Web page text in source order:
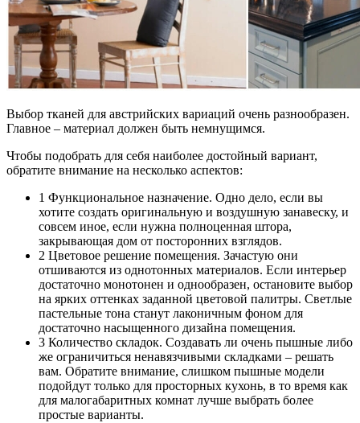
Выбор тканей для австрийских вариаций очень разнообразен.
Главное – материал должен быть немнущимся.
Чтобы подобрать для себя наиболее достойный вариант,
обратите внимание на несколько аспектов:
1 Функциональное назначение. Одно дело, если вы
хотите создать оригинальную и воздушную занавеску, и
совсем иное, если нужна полноценная штора,
закрывающая дом от посторонних взглядов.
2 Цветовое решение помещения. Зачастую они
отшиваются из однотонных материалов. Если интерьер
достаточно монотонен и однообразен, остановите выбор
на ярких оттенках заданной цветовой палитры. Светлые
пастельные тона станут лаконичным фоном для
достаточно насыщенного дизайна помещения.
3 Количество складок. Создавать ли очень пышные либо
же ограничиться ненавязчивыми складками – решать
вам. Обратите внимание, слишком пышные модели
подойдут только для просторных кухонь, в то время как
для малогабаритных комнат лучше выбрать более
простые варианты.